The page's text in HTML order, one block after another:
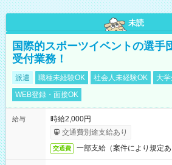
未読
国際的スポーツイベントの選手
受付業務！
派遣 職種未経験OK 社会人未経験OK 大
WEB登録・面接OK
給与
時給2,000円
交通費別途支給あり
交通費 一部支給（案件により規定あ